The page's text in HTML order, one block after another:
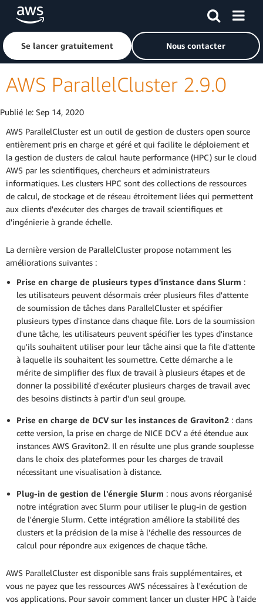
Passer au contenu principal
Cliquer ici pour revenir à la page d'accueil d'Amazon Web
Se lancer gratuitement Nous contacter
AWS ParallelCluster 2.9.0
Publié le: Sep 14, 2020
AWS ParallelCluster est un outil de gestion de clusters open source
entièrement pris en charge et géré et qui facilite le déploiement et
la gestion de clusters de calcul haute performance (HPC) sur le cloud
AWS par les scientifiques, chercheurs et administrateurs
informatiques. Les clusters HPC sont des collections de ressources
de calcul, de stockage et de réseau étroitement liées qui permettent
aux clients d'exécuter des charges de travail scientifiques et
d'ingénierie à grande échelle.
La dernière version de ParallelCluster propose notamment les
améliorations suivantes :
Prise en charge de plusieurs types d'instance dans Slurm :
les utilisateurs peuvent désormais créer plusieurs files d'attente
de soumission de tâches dans ParallelCluster et spécifier
plusieurs types d'instance dans chaque file. Lors de la soumission
d'une tâche, les utilisateurs peuvent spécifier les types d'instance
qu'ils souhaitent utiliser pour leur tâche ainsi que la file d'attente
à laquelle ils souhaitent les soumettre. Cette démarche a le
mérite de simplifier des flux de travail à plusieurs étapes et de
donner la possibilité d'exécuter plusieurs charges de travail avec
des besoins distincts à partir d'un seul groupe.
Prise en charge de DCV sur les instances de Graviton2 : dans
cette version, la prise en charge de NICE DCV a été étendue aux
instances AWS Graviton2. Il en résulte une plus grande souplesse
dans le choix des plateformes pour les charges de travail
nécessitant une visualisation à distance.
Plug-in de gestion de l'énergie Slurm : nous avons réorganisé
notre intégration avec Slurm pour utiliser le plug-in de gestion
de l'énergie Slurm. Cette intégration améliore la stabilité des
clusters et la précision de la mise à l'échelle des ressources de
calcul pour répondre aux exigences de chaque tâche.
AWS ParallelCluster est disponible sans frais supplémentaires, et
vous ne payez que les ressources AWS nécessaires à l'exécution de
vos applications. Pour savoir comment lancer un cluster HPC à l'aide